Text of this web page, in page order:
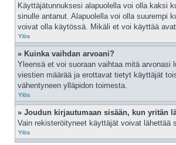
Käyttäjätunnuksesi alapuolella voi olla kaksi
sinulle antanut. Alapuolella voi olla suurempi
voivat olla käytössä. Mikäli et voi käyttää
Ylös
» Kuinka vaihdan arvoani?
Yleensä et voi suoraan vaihtaa mitä
viestien määrää ja erottavat tietyt käyttäjät
vähentyneen ylläpidon toimesta.
Ylös
» Joudun kirjautumaan sisään, kun yritän
Vain rekisteröityneet käyttäjät voivat lähettää
Ylös